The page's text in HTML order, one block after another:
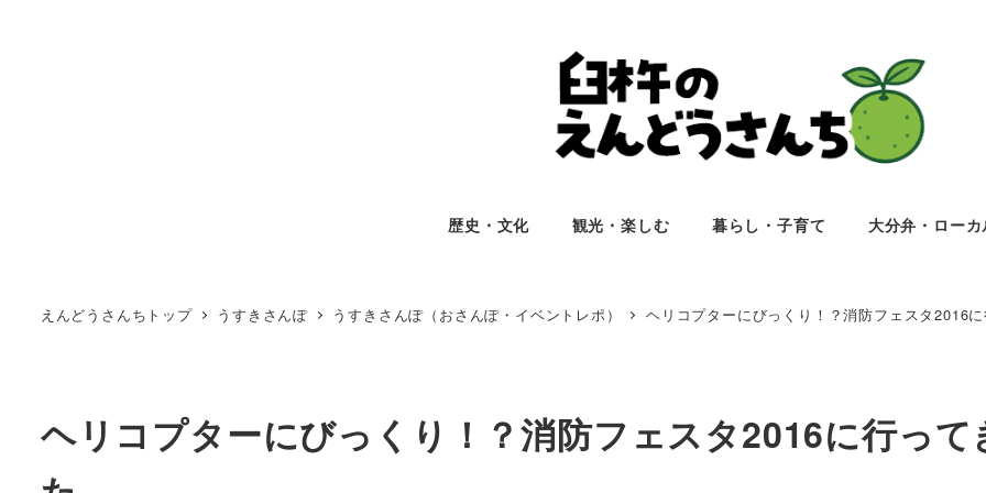
歴史・文化 観光・楽しむ 暮らし・子育て 大分弁・ロー
えんどうさんちトップ うすきさんぽ うすきさんぽ（おさんぽ・イベントレポ） ヘリコプターにびっくり！？消防フェスタ2016に
ヘリコプターにびっくり！？消防フェスタ2016に行って